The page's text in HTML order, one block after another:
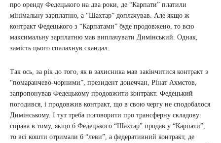
про оренду Федецького на два роки, де “Карпати” платили
мінімальну зарплатню, а “Шахтар” доплачував. Але якщо ж
контракт Федецького з “Карпатами” буде продовжено, то всю
максимальну зарплатню мав виплачувати Димінський. Однак,
замість цього спалахнув скандал.
Так ось, за рік до того, як в захисника мав закінчитися контракт з
“помаранчево-чорними”, президент донеччан, Рінат Ахмєтов,
запропонував Федецькому продовжити контракт. Федецький
погодився, і продовжив контракт, що в свою чергу не сподобалося
Димінському. І тут треба поговорити про трансферну складову:
справа в тому, якщо б Федецького “Шахтар” продав у “Карпати”,
то всі кошти отримали б “леви”, а федеративний контракт, де